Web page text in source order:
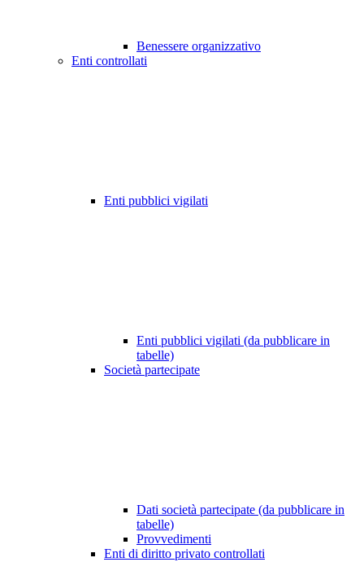
Benessere organizzativo
Enti controllati
Enti pubblici vigilati
Enti pubblici vigilati (da pubblicare in
tabelle)
Società partecipate
Dati società partecipate (da pubblicare in
tabelle)
Provvedimenti
Enti di diritto privato controllati